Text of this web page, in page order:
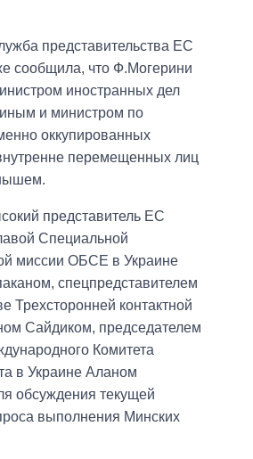
представительства ЕС
сообщила, что Ф.Могерини
иностранных дел
и министром по
оккупированных
перемещенных лиц
представитель ЕС
Специальной
миссии ОБСЕ в Украине
спецпредставителем
Трехсторонней контактной
Сайдиком, председателем
Комитета
в Украине Аланом
обсуждения текущей
выполнения Минских